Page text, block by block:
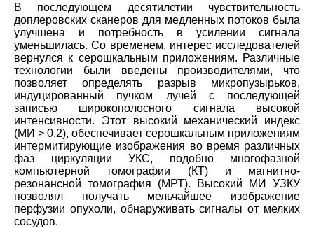
В последующем десятилетии чувствительность
доплеровских сканеров для медленных потоков была
улучшена и потребность в усилении сигнала
уменьшилась. Со временем, интерес исследователей
вернулся к серошкальным приложениям. Различные
технологии были введены производителями, что
позволяет определять разрыв микропузырьков,
индуцированный пучком лучей с последующей
записью широкополосного сигнала высокой
интенсивности. Этот высокий механический индекс
(MИ > 0,2), обеспечивает серошкальным приложениям
интермитирующие изображения во время различных
фаз циркуляции УКС, подобно многофазной
компьютерной томографии (КТ) и магнитно-
резонансной томография (МРТ). Высокий МИ УЗКУ
позволял получать мельчайшее изображение
перфузии опухоли, обнаруживать сигналы от мелких
сосудов.